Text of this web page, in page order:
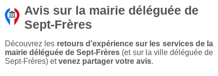
Avis sur la mairie déléguée de
Sept-Frères
Découvrez les retours d'expérience sur les services de la
mairie déléguée de Sept-Frères (et sur la ville déléguée de
Sept-Frères) etvenez partager votre avis.